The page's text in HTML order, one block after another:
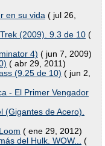
en su vida ( jul 26,
(2009). 9.3 de 10 (
4) ( jun 7, 2009)
( abr 29, 2011)
(9.25 de 10) ( jun 2,
- El Primer Vengador
(Gigantes de Acero).
( ene 29, 2012)
del Hulk. WOW...
(